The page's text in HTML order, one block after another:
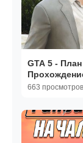
GTA 5 -
663 просмотров